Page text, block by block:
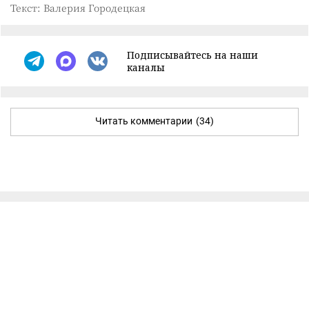
Текст: Валерия Городецкая
Подписывайтесь на наши
каналы
Читать комментарии (34)